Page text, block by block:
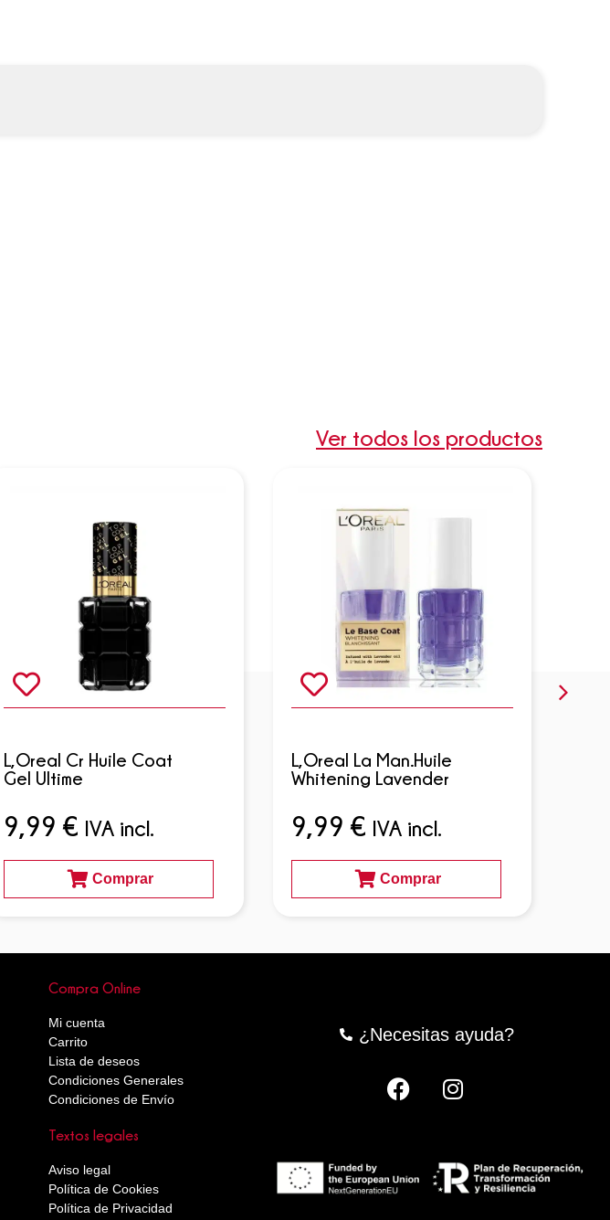
Ver todos los productos
L,Oreal Cr Huile Coat
Gel Ultime
9,99€ IVA incl.
Comprar
L,Oreal La Man.Huile
Whitening Lavender
9,99€ IVA incl.
Comprar
Compra Online
Mi cuenta
Carrito
Lista de deseos
Condiciones Generales
Condiciones de Envío
Textos legales
Aviso legal
Política de Cookies
Política de Privacidad
¿Necesitas ayuda?